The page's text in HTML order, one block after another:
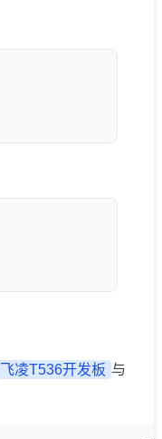
飞凌T536开发板 与